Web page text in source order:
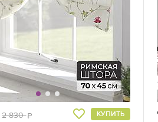
руб.
2 830 КУПИТЬ